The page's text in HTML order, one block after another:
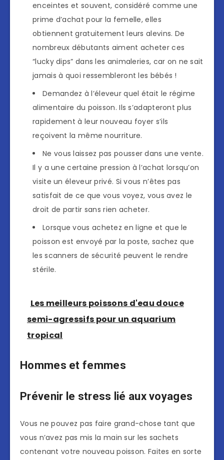
enceintes et souvent, considéré comme une
prime d’achat pour la femelle, elles
obtiennent gratuitement leurs alevins. De
nombreux débutants aiment acheter ces
“lucky dips” dans les animaleries, car on ne sait
jamais à quoi ressembleront les bébés !
Demandez à l’éleveur quel était le régime
alimentaire du poisson. Ils s’adapteront plus
rapidement à leur nouveau foyer s’ils
reçoivent la même nourriture.
Ne vous laissez pas pousser dans une vente.
Il y a une certaine pression à l’achat lorsqu’on
visite un éleveur privé. Si vous n’êtes pas
satisfait de ce que vous voyez, vous avez le
droit de partir sans rien acheter.
Lorsque vous achetez en ligne et que le
poisson est envoyé par la poste, sachez que
les scanners de sécurité peuvent le rendre
stérile.
Les meilleurs poissons d'eau douce
semi-agressifs pour un aquarium
tropical
Hommes et femmes
Prévenir le stress lié aux voyages
Vous ne pouvez pas faire grand-chose tant que
vous n’avez pas mis la main sur les sachets
contenant votre nouveau poisson. Faites en sorte